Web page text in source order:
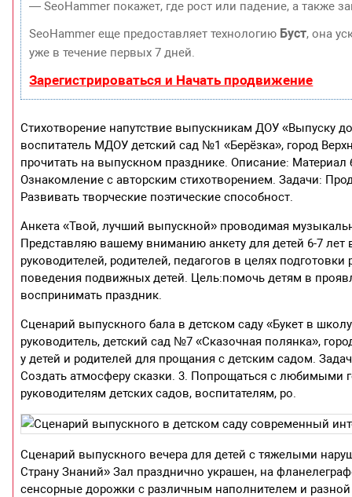
— SeoHammer покажет, где рост или падение, а также
SeoHammer еще предоставляет технологию Буст, она
уже в течение первых 7 дней.
Зарегистрироваться и Начать продвижение
Стихотворение напутствие выпускникам ДОУ «Выпуску
воспитатель МДОУ детский сад №1 «Берёзка», город
прочитать на выпускном празднике. Описание:
Ознакомление с авторским стихотворением. Задачи:
Развивать творческие поэтические способност.
Анкета «Твой, лучший выпускной» проводимая
Представляю вашему вниманию анкету для детей 6-7
руководителей, родителей, педагогов в целях
поведения подвижных детей. Цель:помочь детям в
воспринимать праздник.
Сценарий выпускного бала в детском саду «Букет в
руководитель, детский сад №7 «Сказочная полянка»,
у детей и родителей для прощания с детским садом.
Создать атмосферу сказки. 3. Попрощаться с любимыми
руководителям детских садов, воспитателям, ро.
Сценарий выпускного вечера для детей с тяжелыми
Страну Знаний» Зал празднично украшен, на
сенсорные дорожки с различным наполнителем и